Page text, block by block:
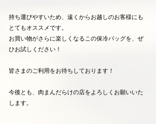
持ち運びやすいため、遠くからお越しのお客様にも
とてもオススメです。
お買い物がさらに楽しくなるこの保冷バッグを、ぜ
ひお試しください！
皆さまのご利用をお待ちしております！
今後とも、肉まんだらけの店をよろしくお願いいた
します。